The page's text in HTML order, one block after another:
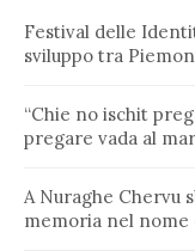
Festival delle
sviluppo tra
“Chie no ischit
pregare vada al
A Nuraghe Chervu
memoria nel nome